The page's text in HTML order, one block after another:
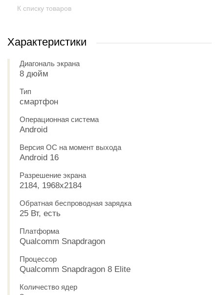
К списку товаров
Характеристики
Диагональ экрана
8 дюйм
Тип
смартфон
Операционная система
Android
Версия ОС на момент выхода
Android 16
Разрешение экрана
2184, 1968x2184
Обратная беспроводная зарядка
25 Вт, есть
Платформа
Qualcomm Snapdragon
Процессор
Qualcomm Snapdragon 8 Elite
Количество ядер